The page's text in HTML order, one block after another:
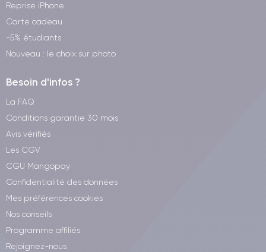
Reprise iPhone
Carte cadeau
-5% étudiants
Nouveau : le choix sur photo
Besoin d'infos ?
La FAQ
Conditions garantie 30 mois
Avis vérifiés
Les CGV
CGU Mangopay
Confidentialité des données
Mes préférences cookies
Nos conseils
Programme affiliés
Rejoignez-nous